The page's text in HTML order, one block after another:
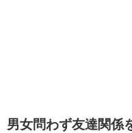
男女問わず友達関係